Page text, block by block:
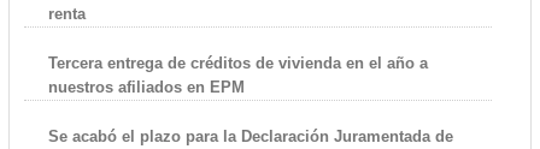
renta
Tercera entrega de créditos de vivienda en el año a
nuestros afiliados en EPM
Se acabó el plazo para la Declaración Juramentada de